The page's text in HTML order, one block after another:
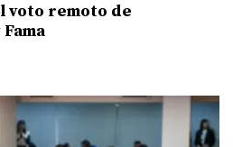
voto remoto de